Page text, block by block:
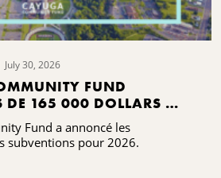
July 30, 2026
FUND
DE 165 000 DOLLARS DE
Fund a annoncé les
subventions pour 2026.